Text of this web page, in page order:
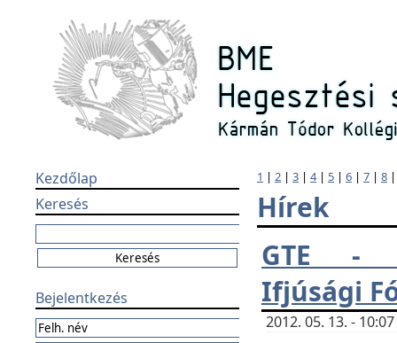
Kezdőlap
Keresés
Bejelentkezés
1 | 2 | 3 | 4| 5 | 6 | 7 | 8
Hírek
GTE -
Ifjúsági
2012. 05. 13. -